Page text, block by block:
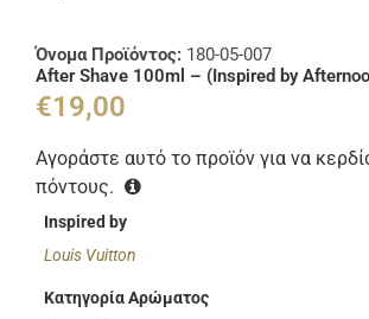
Όνομα Προϊόντος: 180-05-007
After Shave 100ml – (Inspired by
€19,00
Αγοράστε αυτό το προϊόν για να
πόντους.
Inspired by
Louis Vuitton
Κατηγορία Αρώματος